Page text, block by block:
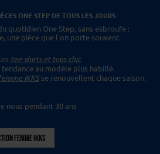
ONE STEPDE TOUS LES JOURS
quotidien One Step, sans esbroufe :
une pièceque l'on porte souvent.
tee-shirts et tops chic
au modèle plus habillé.
IKKSse renouvellent chaque saison.
nous pendant 30 ans
FEMME IKKS